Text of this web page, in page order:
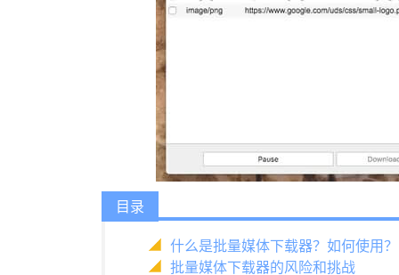
目录
什么是批量媒体下载器？如何使用？
批量媒体下载器的风险和挑战